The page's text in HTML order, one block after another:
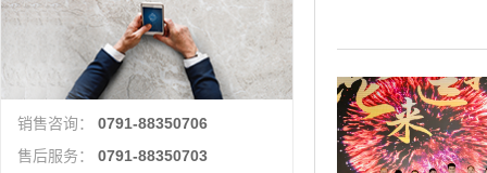
销售咨询： 0791-88350706
售后服务： 0791-88350703